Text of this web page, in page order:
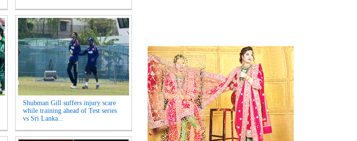
Shubman Gill suffers injury scare
while training ahead of Test series
vs Sri Lanka...